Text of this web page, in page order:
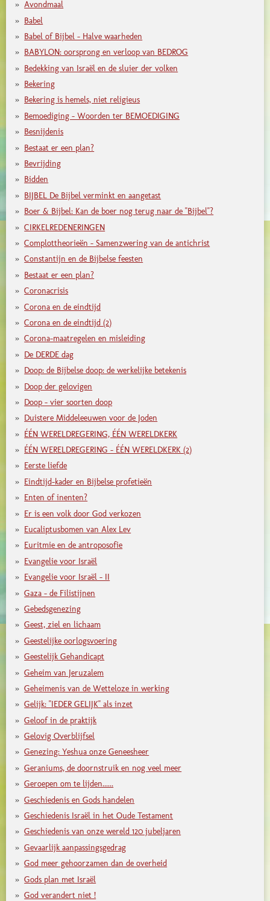
Avondmaal
Babel
Babel of Bijbel - Halve waarheden
BABYLON: oorsprong en verloop van BEDROG
Bedekking van Israël en de sluier der volken
Bekering
Bekering is hemels, niet religieus
Bemoediging - Woorden ter BEMOEDIGING
Besnijdenis
Bestaat er een plan?
Bevrijding
Bidden
BIJBEL De Bijbel verminkt en aangetast
Boer & Bijbel: Kan de boer nog terug naar de "Bijbel"?
CIRKELREDENERINGEN
Complottheorieën - Samenzwering van de antichrist
Constantijn en de Bijbelse feesten
Bestaat er een plan?
Coronacrisis
Corona en de eindtijd
Corona en de eindtijd (2)
Corona-maatregelen en misleiding
De DERDE dag
Doop: de Bijbelse doop: de werkelijke betekenis
Doop der gelovigen
Doop - vier soorten doop
Duistere Middeleeuwen voor de Joden
ÉÉN WERELDREGERING, ÉÉN WERELDKERK
ÉÉN WERELDREGERING - ÉÉN WERELDKERK (2)
Eerste liefde
Eindtijd-kader en Bijbelse profetieën
Enten of inenten?
Er is een volk door God verkozen
Eucaliptusbomen van Alex Lev
Euritmie en de antroposofie
Evangelie voor Israël
Evangelie voor Israël - II
Gaza - de Filistijnen
Gebedsgenezing
Geest, ziel en lichaam
Geestelijke oorlogsvoering
Geestelijk Gehandicapt
Geheim van Jeruzalem
Geheimenis van de Wetteloze in werking
Gelijk: "IEDER GELIJK" als inzet
Geloof in de praktijk
Gelovig Overblijfsel
Genezing: Yeshua onze Geneesheer
Geraniums, de doornstruik en nog veel meer
Geroepen om te lijden......
Geschiedenis en Gods handelen
Geschiedenis Israël in het Oude Testament
Geschiedenis van onze wereld 120 jubeljaren
Gevaarlijk aanpassingsgedrag
God meer gehoorzamen dan de overheid
Gods plan met Israël
God verandert niet !